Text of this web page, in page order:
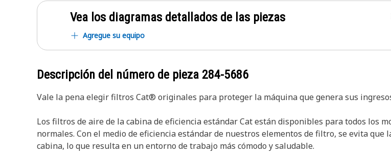
Vea los diagramas detallados de las piezas
Agregue su equipo
Descripción del número de pieza 284-5686
Vale la pena elegir filtros Cat® originales para proteger la máquina que genera sus
Los filtros de aire de la cabina de eficiencia estándar Cat están disponibles para todos los
normales. Con el medio de eficiencia estándar de nuestros elementos de filtro, se evita
cabina, lo que resulta en un entorno de trabajo más cómodo y saludable.